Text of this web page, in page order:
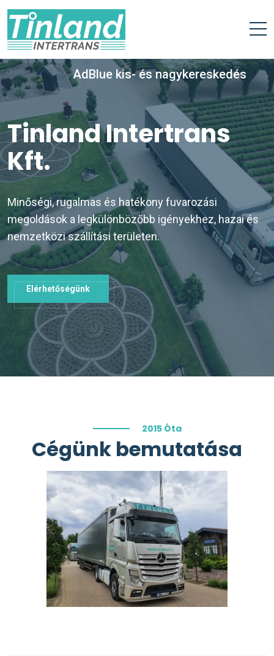
AdBlue kis- és nagykereskedés
Tinland Intertrans
Kft.
Minőségi, rugalmas és hatékony fuvarozási
megoldások a legkülönbözőbb igényekhez, hazai és
nemzetközi szállítási területen.
Elérhetőségünk
2015 Óta
Cégünk bemutatása